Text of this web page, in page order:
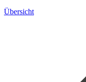
Übersicht